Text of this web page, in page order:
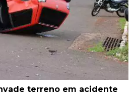
terreno em acidente